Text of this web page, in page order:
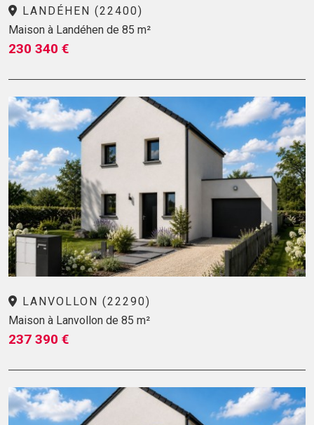
LANDÉHEN (22400)
Maison à Landéhen de 85 m²
230 340 €
LANVOLLON (22290)
Maison à Lanvollon de 85 m²
237 390 €